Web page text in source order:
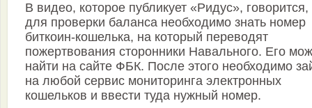
В видео, которое публикует «Ридус», говорится,
для проверки баланса необходимо знать номер
биткоин-кошелька, на который переводят
пожертвования сторонники Навального. Его
найти на сайте ФБК. После этого необходимо
на любой сервис мониторинга электронных
кошельков и ввести туда нужный номер.